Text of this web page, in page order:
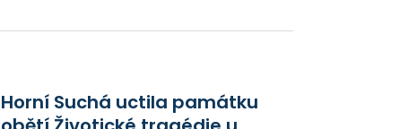
Horní Suchá uctila památku